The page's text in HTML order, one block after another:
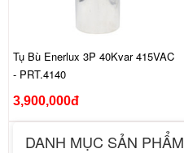
Tụ Bù Enerlux 3P 40Kvar 415VAC
- PRT.4140
3,900,000đ
DANH MỤC SẢN PHẨM